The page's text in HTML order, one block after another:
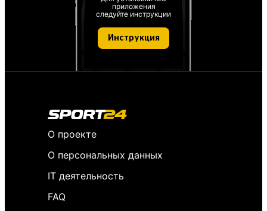
приложения
следуйте инструкции
Инструкция
О проекте
О персональных данных
IT деятельность
FAQ